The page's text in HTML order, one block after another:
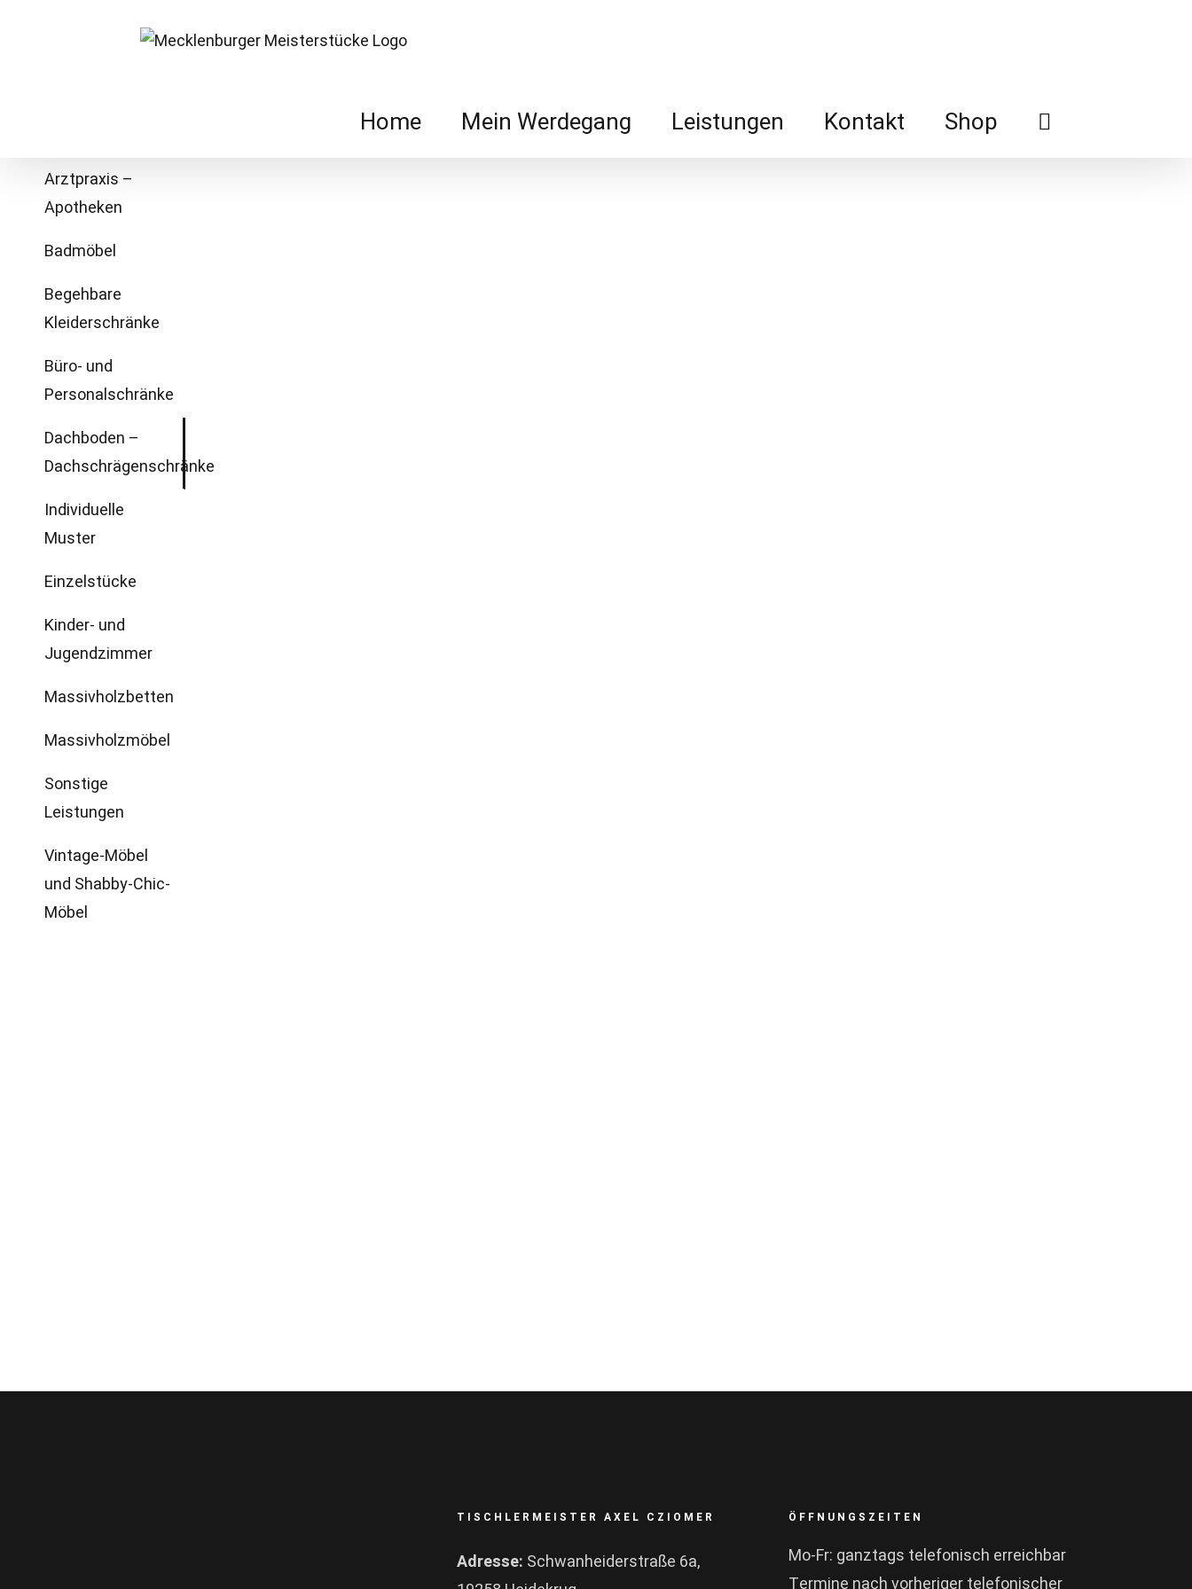
Home Mein Werdegang Leistungen Kontakt Shop
Arztpraxis –
Apotheken
Badmöbel
Begehbare
Kleiderschränke
Büro- und
Personalschränke
Dachboden –
Dachschrägenschränke
Individuelle
Muster
Einzelstücke
Kinder- und
Jugendzimmer
Massivholzbetten
Massivholzmöbel
Sonstige
Leistungen
Vintage-Möbel
und Shabby-Chic-
Möbel
TISCHLERMEISTER AXEL CZIOMER
Adresse: Schwanheiderstraße 6a,
ÖFFNUNGSZEITEN
Mo-Fr: ganztags telefonisch erreichbar
Termine nach vorheriger telefonischer